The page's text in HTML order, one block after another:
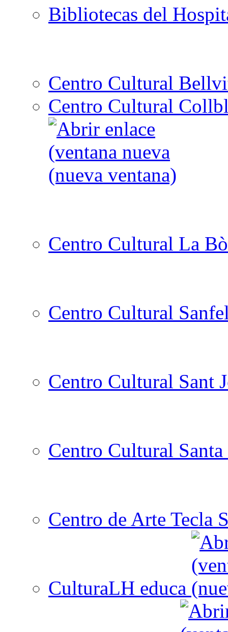
Bibliotecas del
Centro Cultural
Centro Cultural
Centro Cultural La
Centro Cultural
Centro Cultural Sant
Centro Cultural
Centro de Arte Tecla
CulturaLH educa